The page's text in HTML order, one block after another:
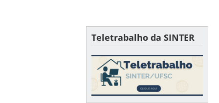
Teletrabalho da SINTER